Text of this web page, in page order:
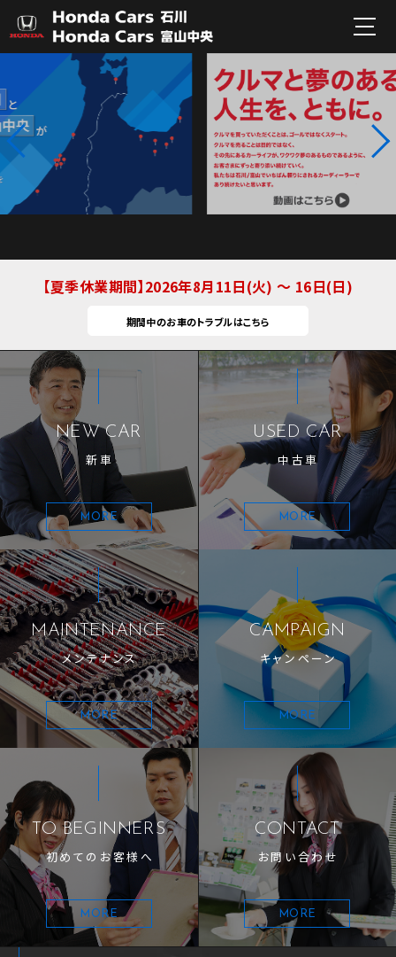
夏季休業期間 2026年8月11日(火) ～ 16日(日)
期間中のお車のトラブルはこちら
NEW CAR
新車
MORE
USED CAR
中古車
MORE
MAINTENANCE
メンテナンス
MORE
CAMPAIGN
キャンペーン
MORE
TO BEGINNERS
初めてのお客様へ
MORE
CONTACT
お問い合わせ
MORE